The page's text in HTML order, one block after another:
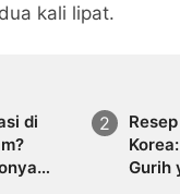
kali lipat.
di
Gurih